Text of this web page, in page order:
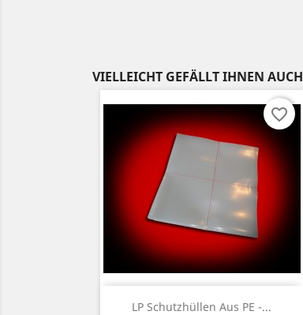
VIELLEICHT GEFÄLLT IHNEN AUCH
LP Schutzhüllen Aus PE -...
Vorschau
favorite_border